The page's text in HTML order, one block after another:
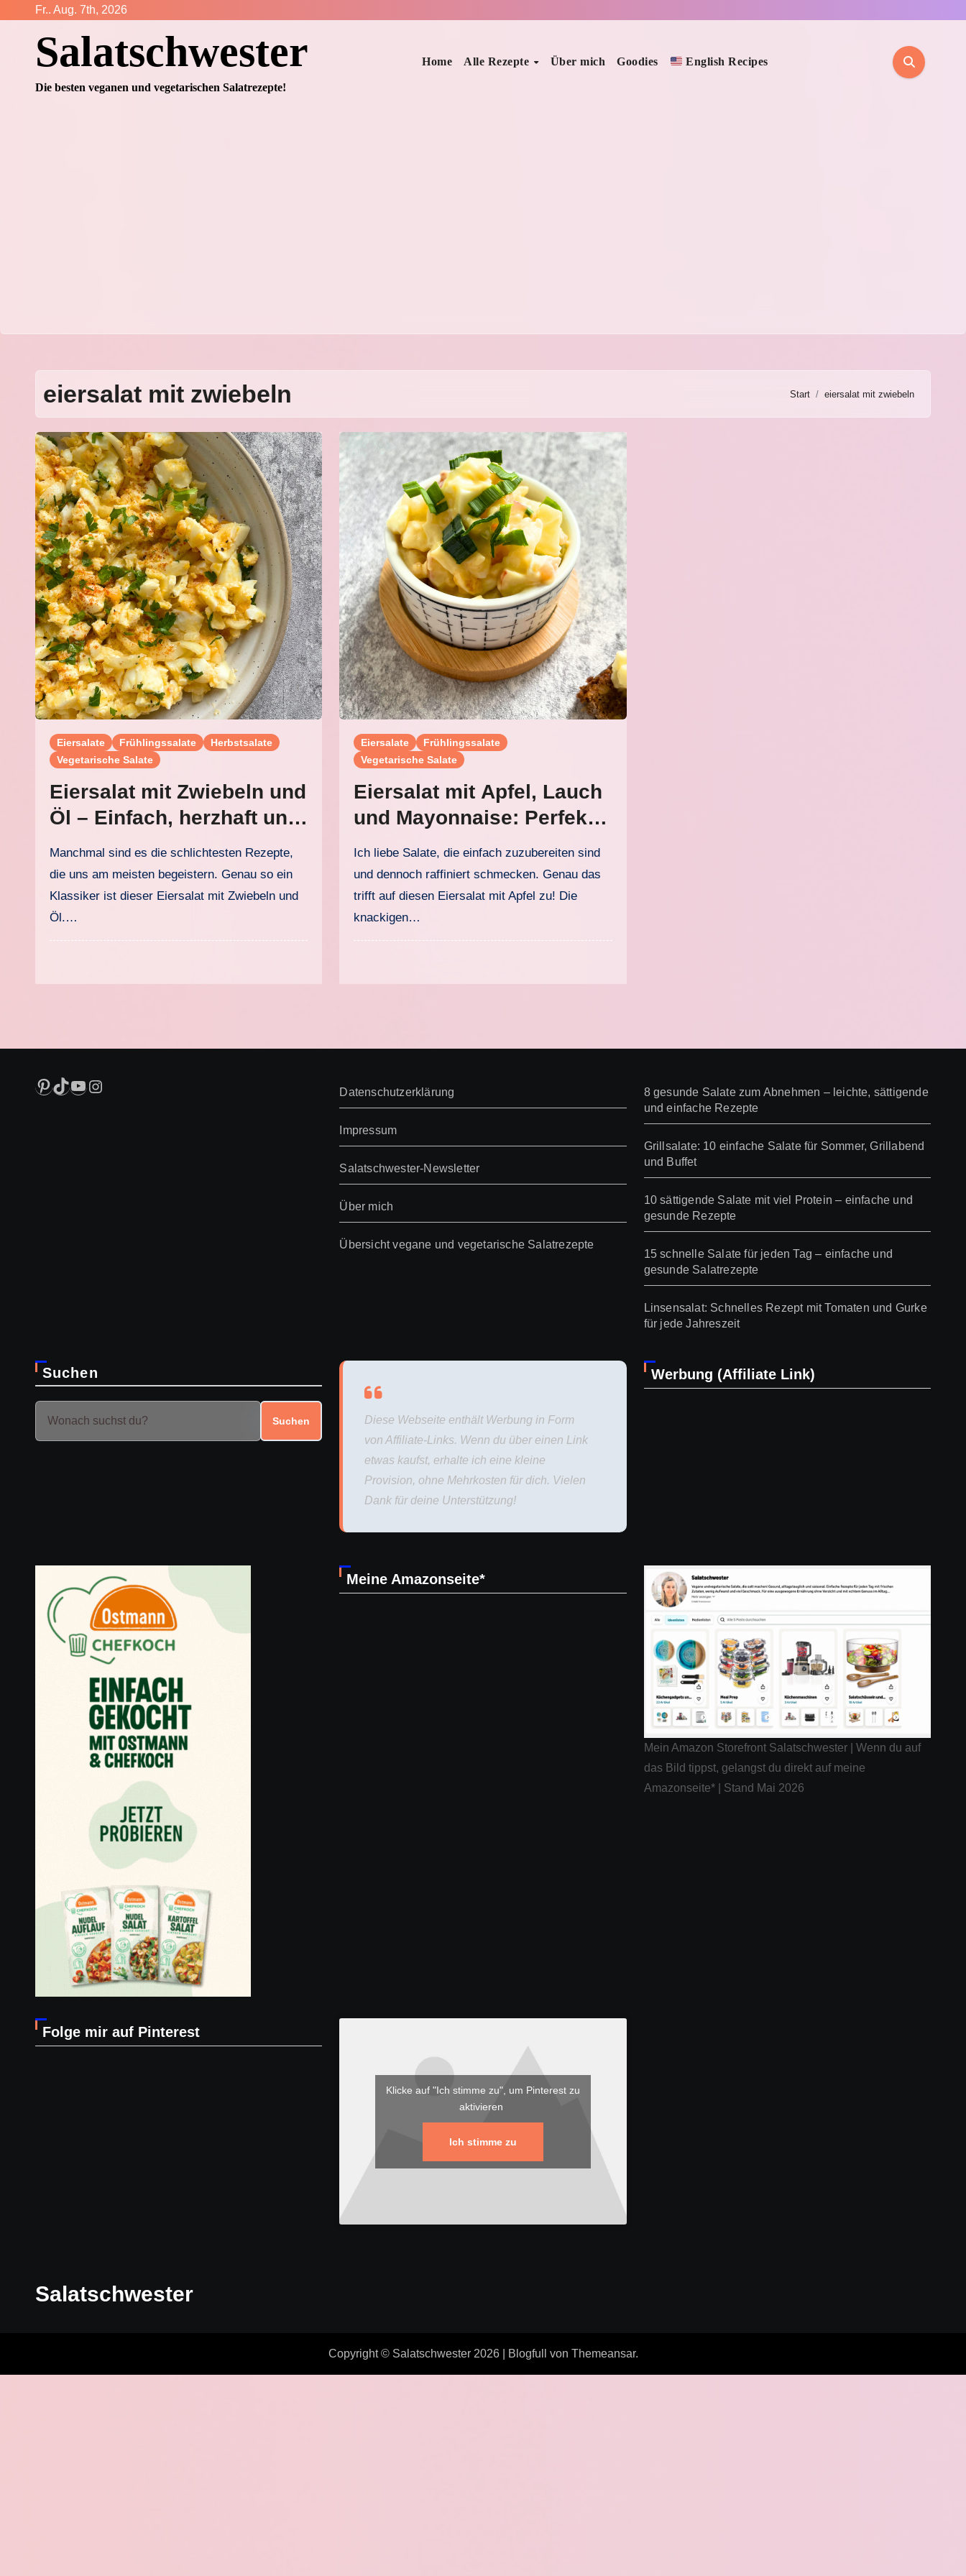
springen
Fr.. Aug. 7th, 2026
Salatschwester
Die besten veganen und vegetarischen Salatrezepte!
Home Alle Rezepte Über mich Goodies English Recipes
eiersalat mit zwiebeln Start eiersalat mit zwiebeln
Eiersalate Frühlingssalate
Herbstsalate
Vegetarische Salate
Eiersalat mit Zwiebeln und
Öl – Einfach, herzhaft und
schnell gemacht
Manchmal sind es die schlichtesten Rezepte,
die uns am meisten begeistern. Genau so ein
Klassiker ist dieser Eiersalat mit Zwiebeln und
Öl.…
Eiersalate
Frühlingssalate
Vegetarische Salate
Eiersalat mit Apfel, Lauch
und Mayonnaise: Perfekt
für Brot, Brunch und Meal-
Prep
Ich liebe Salate, die einfach zuzubereiten sind
und dennoch raffiniert schmecken. Genau das
trifft auf diesen Eiersalat mit Apfel zu! Die
knackigen…
Pinterest
TikTok
YouTube
Instagram Datenschutzerklärung
Impressum
Salatschwester-Newsletter
Über mich
Übersicht vegane und vegetarische Salatrezepte
8 gesunde Salate zum Abnehmen – leichte, sättigende
und einfache Rezepte
Grillsalate: 10 einfache Salate für Sommer, Grillabend
und Buffet
10 sättigende Salate mit viel Protein – einfache und
gesunde Rezepte
15 schnelle Salate für jeden Tag – einfache und
gesunde Salatrezepte
Linsensalat: Schnelles Rezept mit Tomaten und Gurke
für jede Jahreszeit
Suchen
Suchen
Diese Webseite enthält Werbung in Form
von Affiliate-Links. Wenn du über einen Link
etwas kaufst, erhalte ich eine kleine
Provision, ohne Mehrkosten für dich. Vielen
Dank für deine Unterstützung!
Werbung (Affiliate Link)
Meine Amazonseite*
Mein Amazon Storefront Salatschwester | Wenn du auf
das Bild tippst, gelangst du direkt auf meine
Amazonseite* | Stand Mai 2026
Folge mir auf Pinterest
Klicke auf "Ich stimme zu", um Pinterest zu
aktivieren
Ich stimme zu
Salatschwester
Copyright © Salatschwester 2026 Blogfull von Themeansar.